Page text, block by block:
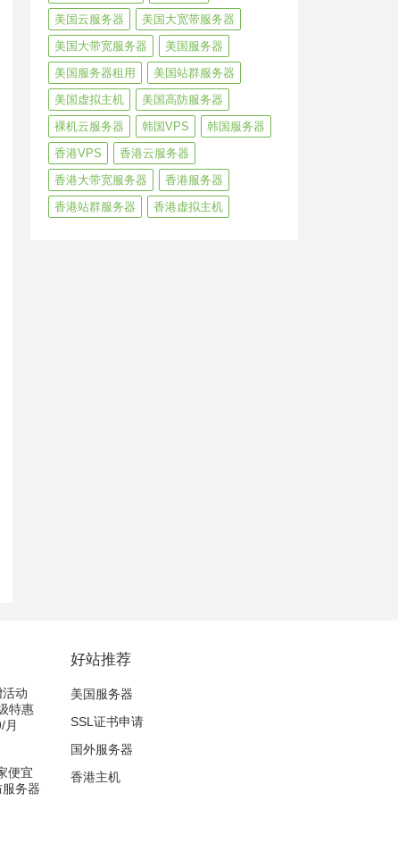
美国云服务器
美国大宽带服务器
美国大带宽服务器
美国服务器
美国服务器租用
美国站群服务器
美国虚拟主机
美国高防服务器
裸机云服务器
韩国VPS
韩国服务器
香港VPS
香港云服务器
香港大带宽服务器
香港服务器
香港站群服务器
香港虚拟主机
动
特惠
月
便宜
务器
好站推荐
美国服务器
SSL证书申请
国外服务器
香港主机